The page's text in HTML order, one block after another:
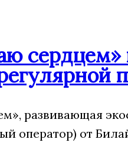
сердцем»
развивающая
оператор) от